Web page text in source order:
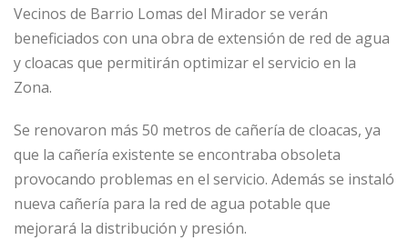
Vecinos de Barrio Lomas del Mirador se verán
beneficiados con una obra de extensión de red de agua
y cloacas que permitirán optimizar el servicio en la
Zona.
Se renovaron más 50 metros de cañería de cloacas, ya
que la cañería existente se encontraba obsoleta
provocando problemas en el servicio. Además se instaló
nueva cañería para la red de agua potable que
mejorará la distribución y presión.